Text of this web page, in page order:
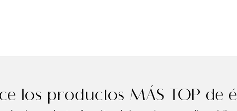
los productos MÁS TOP de